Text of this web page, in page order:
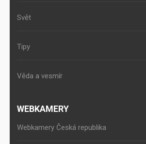
Svět
Tipy
Věda a vesmír
WEBKAMERY
Webkamery Česká republika